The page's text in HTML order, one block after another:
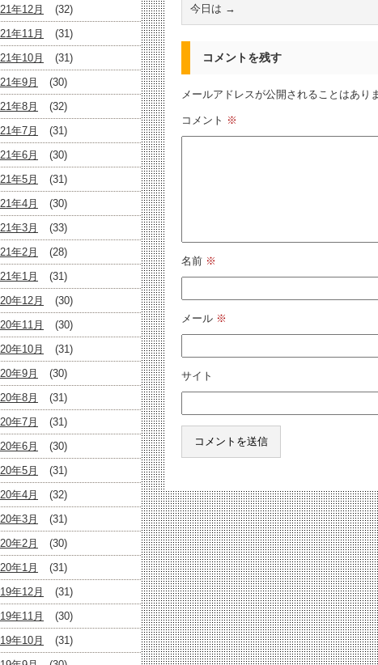
今日は →
コメントを残す
メールアドレスが公開されることはあり
コメント ※
名前 ※
メール ※
サイト
年12月
(32)
年11月
(31)
年10月
(31)
年9月
(30)
年8月
(32)
年7月
(31)
年6月
(30)
年5月
(31)
年4月
(30)
年3月
(33)
年2月
(28)
年1月
(31)
年12月
(30)
年11月
(30)
年10月
(31)
年9月
(30)
年8月
(31)
年7月
(31)
年6月
(30)
年5月
(31)
年4月
(32)
年3月
(31)
年2月
(30)
年1月
(31)
年12月
(31)
年11月
(30)
年10月
(31)